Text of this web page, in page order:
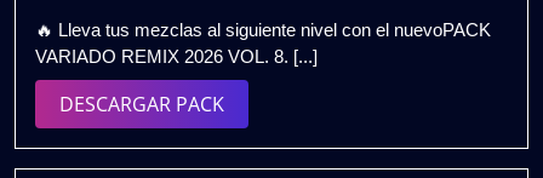
de
2026
VARIADO
VOL.
8
🔥 Lleva tus mezclas al siguiente nivel con el nuevoPACK
VARIADO REMIX 2026 VOL. 8. [...]
DESCARGAR PACKDESCARGAR
PACK